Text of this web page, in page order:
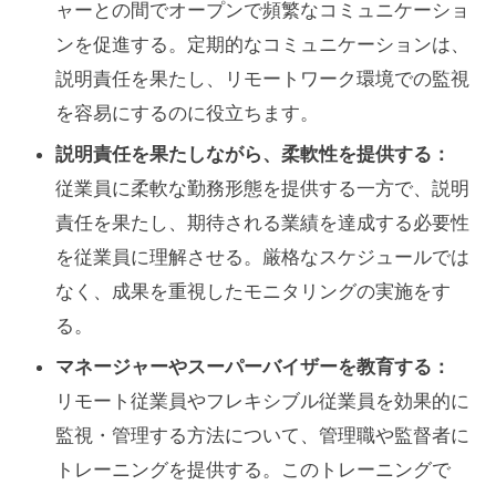
ャーとの間でオープンで頻繁なコミュニケーショ
ンを促進する。定期的なコミュニケーションは、
説明責任を果たし、リモートワーク環境での監視
を容易にするのに役立ちます。
説明責任を果たしながら、柔軟性を提供する：
従業員に柔軟な勤務形態を提供する一方で、説明
責任を果たし、期待される業績を達成する必要性
を従業員に理解させる。厳格なスケジュールでは
なく、成果を重視したモニタリングの実施をす
る。
マネージャーやスーパーバイザーを教育する：
リモート従業員やフレキシブル従業員を効果的に
監視・管理する方法について、管理職や監督者に
トレーニングを提供する。このトレーニングで